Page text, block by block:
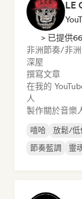
LE
> 已提供
非洲節奏/非
深屋
撰寫文章
在我的
人
製作關於音樂
嘻哈 放鬆/低
節奏藍調
靈